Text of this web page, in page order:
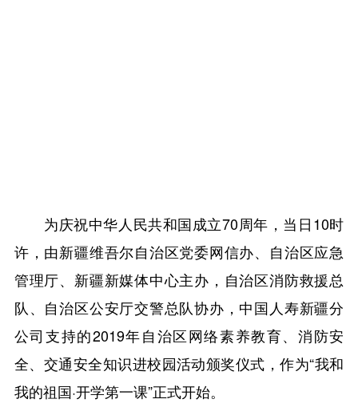
为庆祝中华人民共和国成立70周年，当日10时
许，由新疆维吾尔自治区党委网信办、自治区应急
管理厅、新疆新媒体中心主办，自治区消防救援总
队、自治区公安厅交警总队协办，中国人寿新疆分
公司支持的2019年自治区网络素养教育、消防安
全、交通安全知识进校园活动颁奖仪式，作为“我和
我的祖国·开学第一课”正式开始。